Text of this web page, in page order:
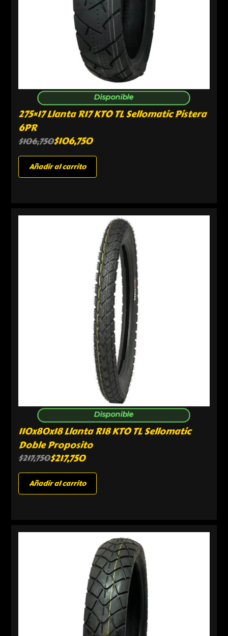
Disponible
275×17 Llanta R17 KTO TL Sellomatic Pistera
6PR
$106,750$106,750
Añadir al carrito
Disponible
110x80x18 Llanta R18 KTO TL Sellomatic
Doble Proposito
$217,750$217,750
Añadir al carrito